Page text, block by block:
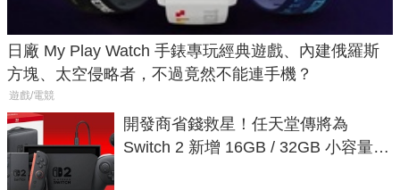
日廠 My Play Watch 手錶專玩經典遊戲、內建俄羅斯
方塊、太空侵略者，不過竟然不能連手機？
遊戲/電競
開發商省錢救星！任天堂傳將為
Switch 2 新增 16GB / 32GB 小容量遊